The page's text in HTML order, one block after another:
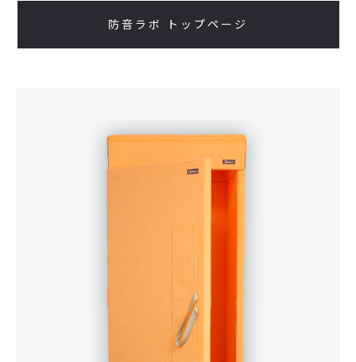
防音ラボ トップページ